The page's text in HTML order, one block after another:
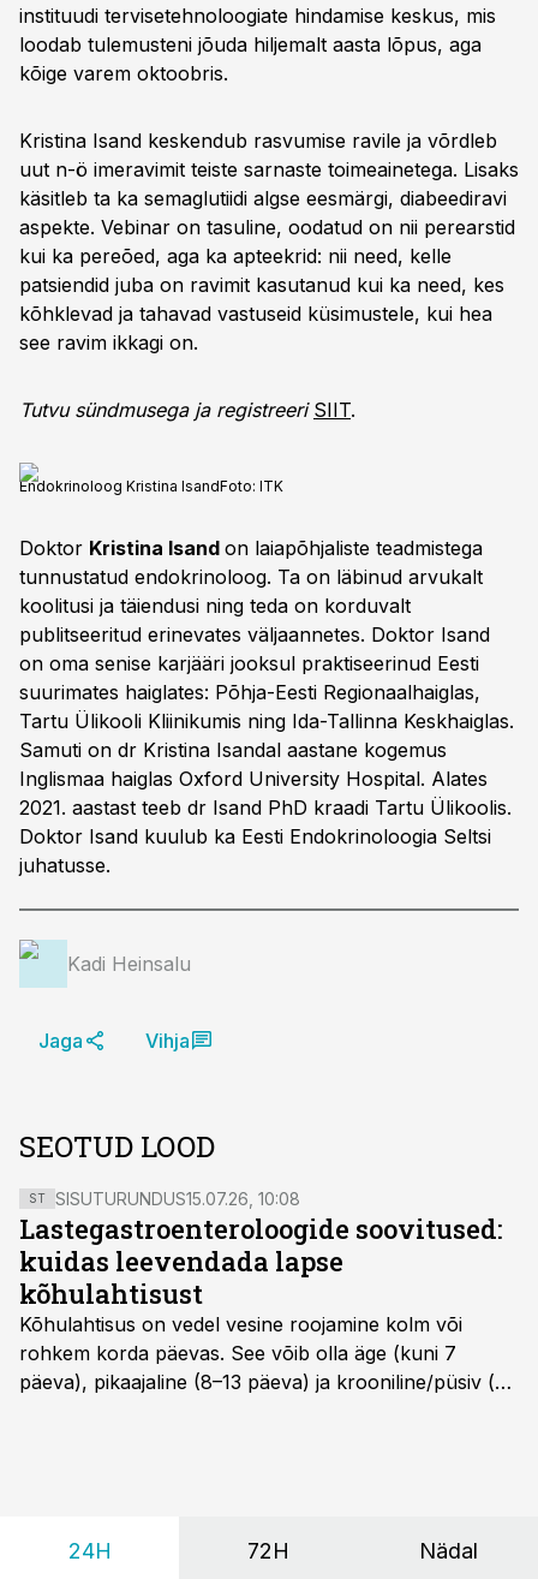
instituudi tervisetehnoloogiate hindamise keskus, mis
loodab tulemusteni jõuda hiljemalt aasta lõpus, aga
kõige varem oktoobris.
Kristina Isand keskendub rasvumise ravile ja võrdleb
uut n-ö imeravimit teiste sarnaste toimeainetega. Lisaks
käsitleb ta ka semaglutiidi algse eesmärgi, diabeediravi
aspekte. Vebinar on tasuline, oodatud on nii perearstid
kui ka pereõed, aga ka apteekrid: nii need, kelle
patsiendid juba on ravimit kasutanud kui ka need, kes
kõhklevad ja tahavad vastuseid küsimustele, kui hea
see ravim ikkagi on.
Tutvu sündmusega ja registreeri SIIT.
Endokrinoloog Kristina IsandFoto: ITK
Doktor Kristina Isand on laiapõhjaliste teadmistega
tunnustatud endokrinoloog. Ta on läbinud arvukalt
koolitusi ja täiendusi ning teda on korduvalt
publitseeritud erinevates väljaannetes. Doktor Isand
on oma senise karjääri jooksul praktiseerinud Eesti
suurimates haiglates: Põhja-Eesti Regionaalhaiglas,
Tartu Ülikooli Kliinikumis ning Ida-Tallinna Keskhaiglas.
Samuti on dr Kristina Isandal aastane kogemus
Inglismaa haiglas Oxford University Hospital. Alates
2021. aastast teeb dr Isand PhD kraadi Tartu Ülikoolis.
Doktor Isand kuulub ka Eesti Endokrinoloogia Seltsi
juhatusse.
Kadi Heinsalu
Jaga Vihja
SEOTUD LOOD
ST SISUTURUNDUS15.07.26, 10:08
Lastegastroenteroloogide soovitused:
kuidas leevendada lapse
kõhulahtisust
Kõhulahtisus on vedel vesine roojamine kolm või
rohkem korda päevas. See võib olla äge (kuni 7
päeva), pikaajaline (8–13 päeva) ja krooniline/püsiv (>
24H 72H Nädal